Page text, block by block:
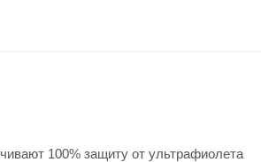
100% защиту от ультрафиолета